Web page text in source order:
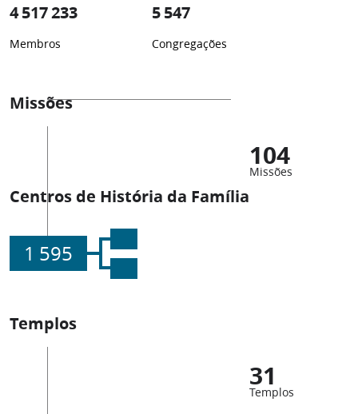
4 517 233
Membros
5 547
Congregações
Missões
104
Missões
Centros de História da Família
1 595
Templos
31
Templos